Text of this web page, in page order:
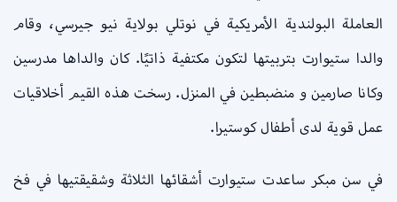
العاملة البولندية الأمريكية في نوتلي بولاية نيو جيرسي، وقام
والدا ستيوارت بتربيتها لتكون مكتفية ذاتيًا. كان والداها مدرسين
وكانا صارمين و منضبطين في المنزل. رسخت هذه القيم أخلاقيات
عمل قوية لدى أطفال كوستيرا.
في سن مبكر ساعدت ستيوارت أشقائها الثلاثة وشقيقتيها في فخ